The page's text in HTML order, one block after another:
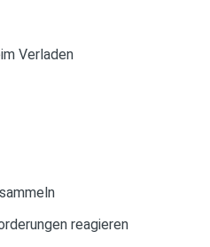
Verladen
reagieren